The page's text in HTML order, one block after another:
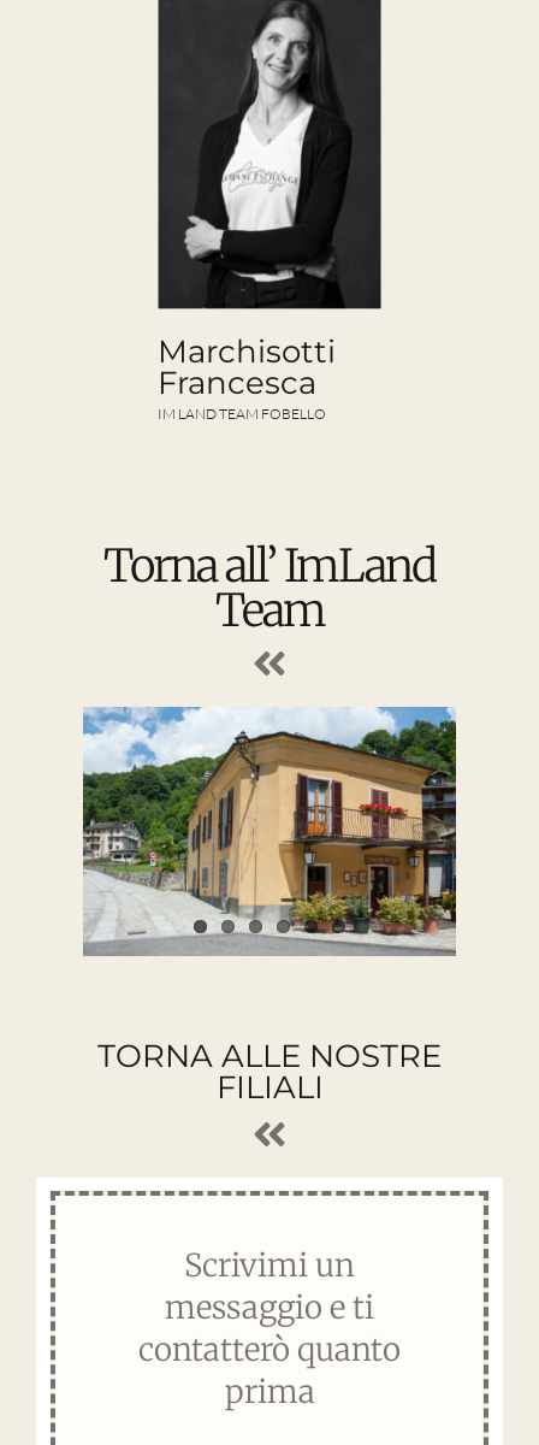
Marchisotti
Francesca
IM LAND TEAM FOBELLO
Torna all’ ImLand
Team
TORNA ALLE NOSTRE
FILIALI
Scrivimi un
messaggio e ti
contatterò quanto
prima